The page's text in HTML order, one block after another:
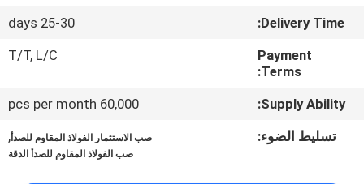
بنا
اطلب
Delivery Time:
25-30 days
Payment
Terms:
T/T, L/C
Supply Ability:
60,000 pcs per month
تسليط الضوء:
صب الاستثمار الفولاذ المقاوم للصدأ ,
صب الفولاذ المقاوم للصدأ الدقة